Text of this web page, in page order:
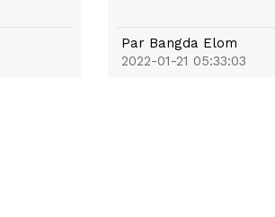
Par Bangda Elom
2022-01-21 05:33:03